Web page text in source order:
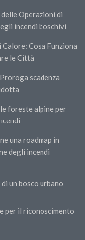
Operazioni di
incendi boschivi
Calore: Cosa Funziona
le Città
scadenza
foreste alpine per
una roadmap in
degli incendi
un bosco urbano
per il riconoscimento